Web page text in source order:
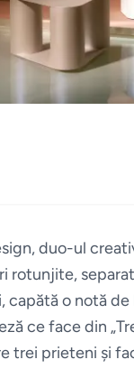
duo-ul
rotunjite,
capătă o notă
ce face din
trei prieteni și